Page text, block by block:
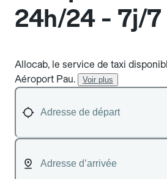
24h/24 - 7j/7
Allocab, le service de taxi
Aéroport Pau.
Voir plus